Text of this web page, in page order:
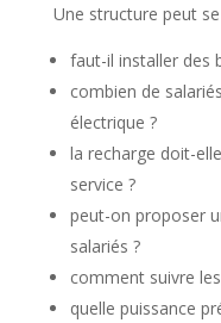
Une structure peut
faut-il installer des
combien de
électrique ?
la recharge doit-
service ?
peut-on proposer
salariés ?
comment suivre
quelle puissance